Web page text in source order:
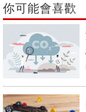
你可能會喜歡